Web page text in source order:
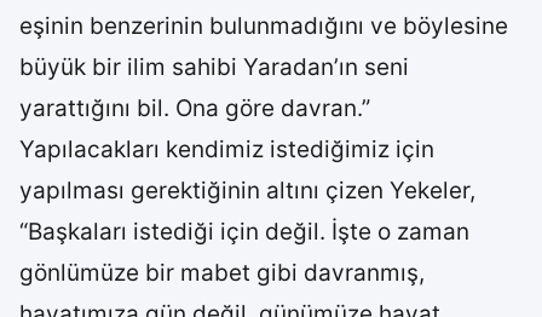
eşinin benzerinin bulunmadığını ve böylesine
büyük bir ilim sahibi Yaradan’ın seni
yarattığını bil. Ona göre davran.”
Yapılacakları kendimiz istediğimiz için
yapılması gerektiğinin altını çizen Yekeler,
“Başkaları istediği için değil. İşte o zaman
gönlümüze bir mabet gibi davranmış,